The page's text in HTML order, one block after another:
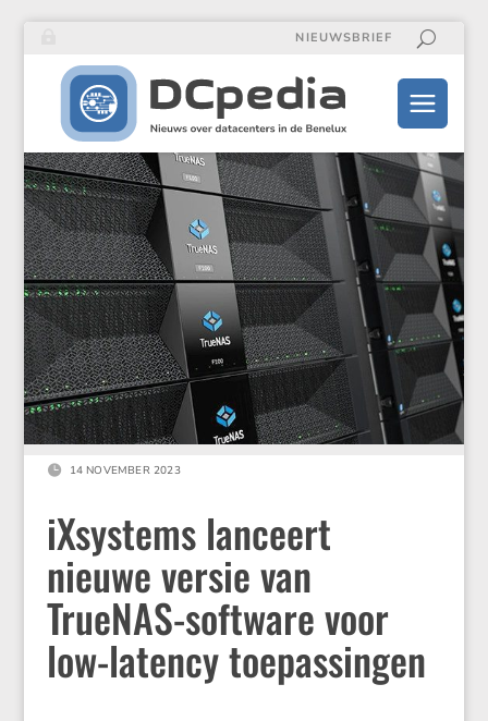
NIEUWSBRIEF
 14 NOVEMBER 2023
iXsystems lanceert
nieuwe versie van
TrueNAS-software voor
low-latency toepassingen